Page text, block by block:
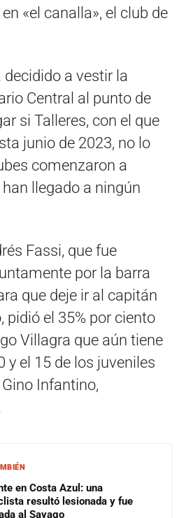
«el canalla», el club de
a vestir la
Central al punto de
si Talleres, con el que
junio de 2023, no lo
comenzaron a
llegado a ningún
Fassi, que fue
por la barra
que deje ir al capitán
pidió el 35% por ciento
Villagra que aún tiene
y el 15 de los juveniles
Infantino,
en Costa Azul: una
resultó lesionada y fue
al Sayago